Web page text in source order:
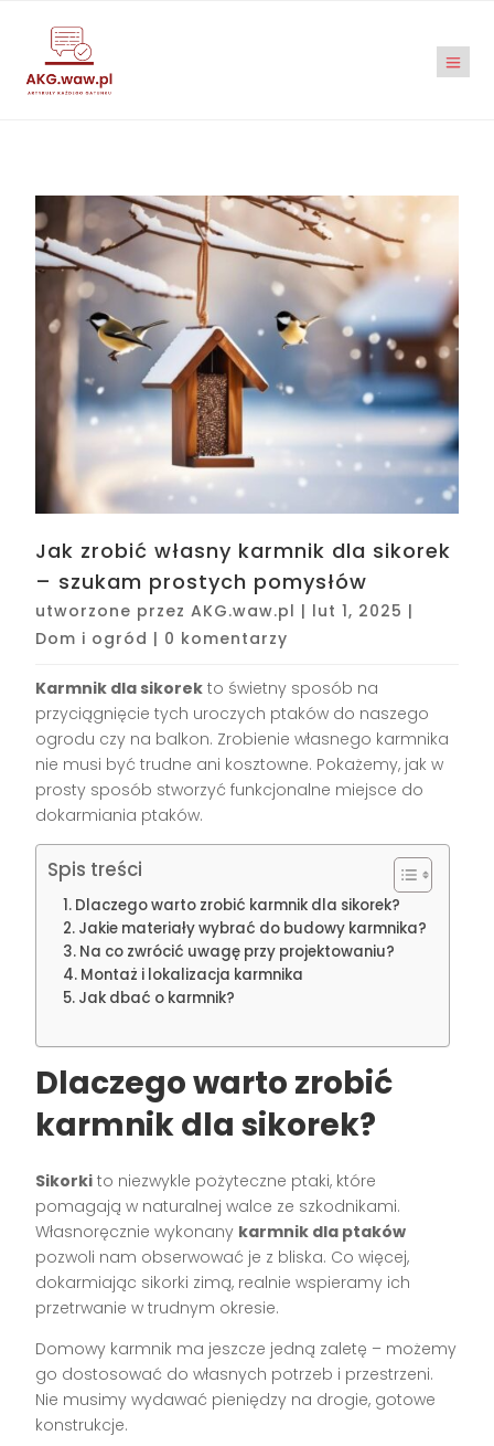
Jak zrobić własny karmnik dla sikorek
– szukam prostych pomysłów
utworzone przezAKG.waw.pl | lut 1, 2025 |
Dom i ogród | 0 komentarzy
Karmnik dla sikorek to świetny sposób na
przyciągnięcie tych uroczych ptaków do naszego
ogrodu czy na balkon. Zrobienie własnego karmnika
nie musi być trudne ani kosztowne. Pokażemy, jak w
prosty sposób stworzyć funkcjonalne miejsce do
dokarmiania ptaków.
Spis treści
Dlaczego warto zrobić karmnik dla sikorek?
Jakie materiały wybrać do budowy karmnika?
Na co zwrócić uwagę przy projektowaniu?
Montaż i lokalizacja karmnika
Jak dbać o karmnik?
Dlaczego warto zrobić
karmnik dla sikorek?
Sikorki to niezwykle pożyteczne ptaki, które
pomagają w naturalnej walce ze szkodnikami.
Własnoręcznie wykonany karmnik dla ptaków
pozwoli nam obserwować je z bliska. Co więcej,
dokarmiając sikorki zimą, realnie wspieramy ich
przetrwanie w trudnym okresie.
Domowy karmnik ma jeszcze jedną zaletę – możemy
go dostosować do własnych potrzeb i przestrzeni.
Nie musimy wydawać pieniędzy na drogie, gotowe
konstrukcje.